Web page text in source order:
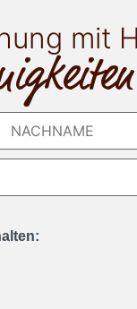
mit